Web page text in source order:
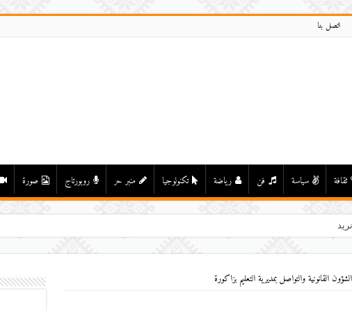
اتصل بنا
ثقافة سياسة فن رياضة تكنولوجيا منبر حر روبورتاج صورة
القانونية والتواصل بمديرية التعليم بزاكورة